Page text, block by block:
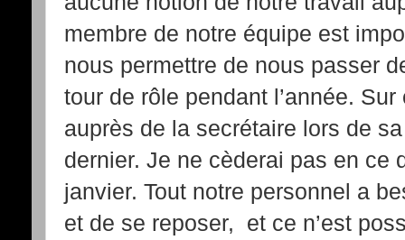
membre de notre équipe est
nous permettre de nous passer
tour de rôle pendant l’année.
auprès de la secrétaire lors de
dernier. Je ne cèderai pas en ce
janvier. Tout notre personnel a
et de se reposer, et ce n’est